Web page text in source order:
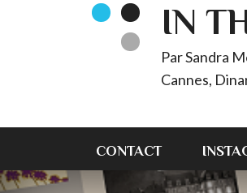
IN
Par Sandra
Cannes,
CONTACT